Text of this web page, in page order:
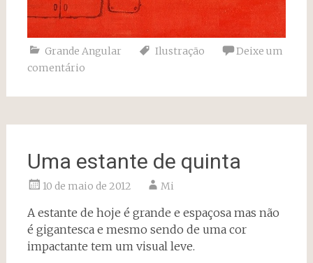
Grande Angular Ilustração
Deixe um
comentário
Uma estante de quinta
10 de maio de 2012 Mi
A estante de hoje é grande e espaçosa mas não
é gigantesca e mesmo sendo de uma cor
impactante tem um visual leve.